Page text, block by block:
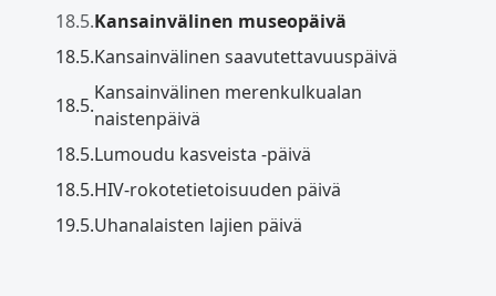
18.5.Kansainvälinen museopäivä
18.5.Kansainvälinen saavutettavuuspäivä
18.5.
Kansainvälinen merenkulkualan
naistenpäivä
18.5.Lumoudu kasveista -päivä
18.5.HIV-rokotetietoisuuden päivä
19.5.Uhanalaisten lajien päivä